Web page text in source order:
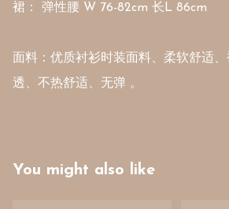
裙： 弹性腰 W 76-82cm 长L 86cm
面料：优质衬衫时装面料、柔软舒适
You might also like